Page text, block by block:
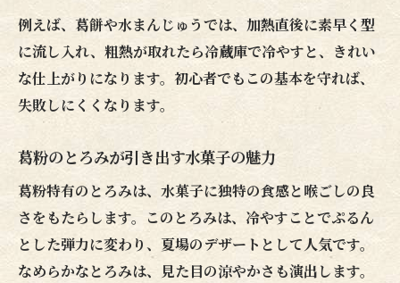
例えば、葛餅や水まんじゅうでは、加熱直後に素早く型
に流し入れ、粗熱が取れたら冷蔵庫で冷やすと、きれい
な仕上がりになります。初心者でもこの基本を守れば、
失敗しにくくなります。
葛粉のとろみが引き出す水菓子の魅力
葛粉特有のとろみは、水菓子に独特の食感と喉ごしの良
さをもたらします。このとろみは、冷やすことでぷるん
とした弾力に変わり、夏場のデザートとして人気です。
なめらかなとろみは、見た目の涼やかさも演出します。